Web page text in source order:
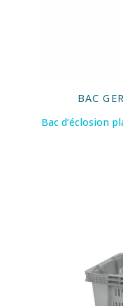
BAC
Bac d’éclosion